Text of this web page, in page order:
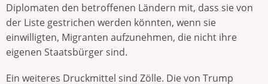
Diplomaten den betroffenen Ländern mit, dass sie von
der Liste gestrichen werden könnten, wenn sie
einwilligten, Migranten aufzunehmen, die nicht ihre
eigenen Staatsbürger sind.
Ein weiteres Druckmittel sind Zölle. Die von Trump